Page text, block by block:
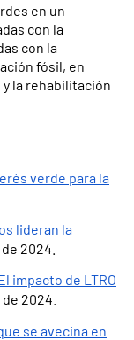
en un
con la
con la
fósil, en
la rehabilitación
verde para la
lideran la
2024.
impacto de LTRO
2024.
se avecina en